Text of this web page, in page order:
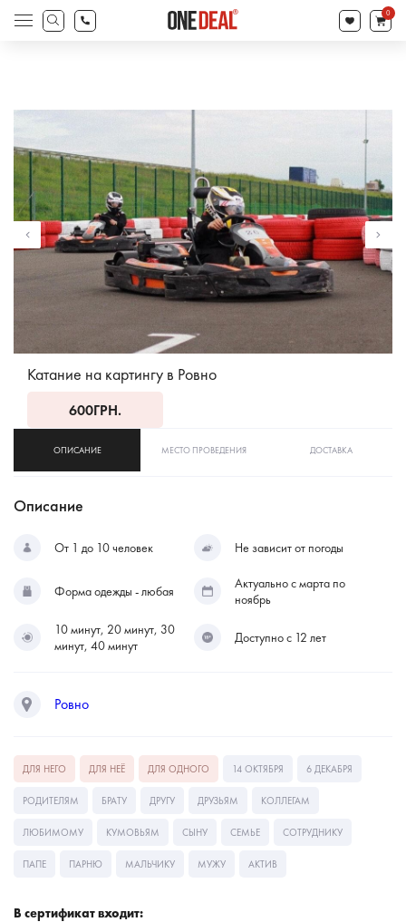
товаров
Поиск
товаров
0
Катание на картингу в Ровно
600ГРН.
ОПИСАНИЕ МЕСТО ПРОВЕДЕНИЯ ДОСТАВКА
Описание
От 1 до 10 человек Не зависит от погоды
Форма одежды - любая
Актуально с марта по
ноябрь
10 минут, 20 минут, 30
минут, 40 минут
Доступно с 12 лет
Ровно
ДЛЯ НЕГО ДЛЯ НЕЁ ДЛЯ ОДНОГО 14 ОКТЯБРЯ 6 ДЕКАБРЯ
РОДИТЕЛЯМ БРАТУ ДРУГУ ДРУЗЬЯМ КОЛЛЕГАМ
ЛЮБИМОМУ КУМОВЬЯМ СЫНУ СЕМЬЕ СОТРУДНИКУ
ПАПЕ ПАРНЮ МАЛЬЧИКУ МУЖУ АКТИВ
В сертификат входит: